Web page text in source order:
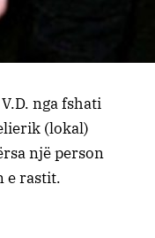
nga fshati
(lokal)
një person
e rastit.